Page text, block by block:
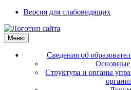
Версия для слабовидящих
Меню
Сведения об
Основные
Структура и органы